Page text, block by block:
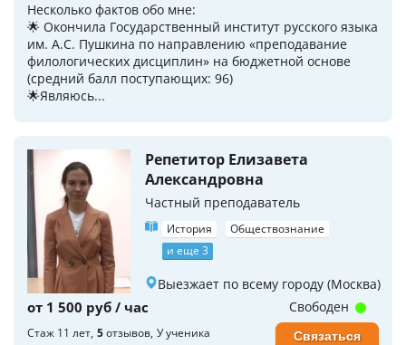
Несколько фактов обо мне:
🌟 Окончила Государственный институт русского языка
им. А.С. Пушкина по направлению «преподавание
филологических дисциплин» на бюджетной основе
(средний балл поступающих: 96)
🌟Являюсь...
Репетитор Елизавета
Александровна
Частный преподаватель
История
Обществознание
и еще 3
Выезжает по всему городу (Москва)
от 1 500 руб / час
Стаж 11 лет 5отзывов У ученика
Свободен
Связаться